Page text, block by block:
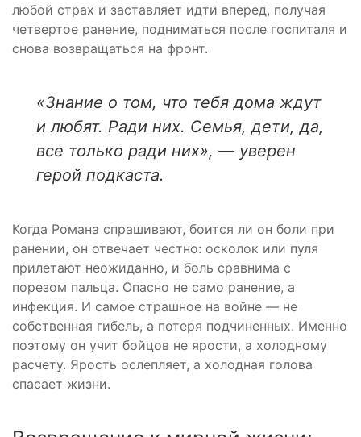
любой страх и заставляет идти вперед, получая
четвертое ранение, подниматься после госпиталя и
снова возвращаться на фронт.
«Знание о том, что тебя дома ждут
и любят. Ради них. Семья, дети, да,
все только ради них», — уверен
герой подкаста.
Когда Романа спрашивают, боится ли он боли при
ранении, он отвечает честно: осколок или пуля
прилетают неожиданно, и боль сравнима с
порезом пальца. Опасно не само ранение, а
инфекция. И самое страшное на войне — не
собственная гибель, а потеря подчиненных. Именно
поэтому он учит бойцов не ярости, а холодному
расчету. Ярость ослепляет, а холодная голова
спасает жизни.